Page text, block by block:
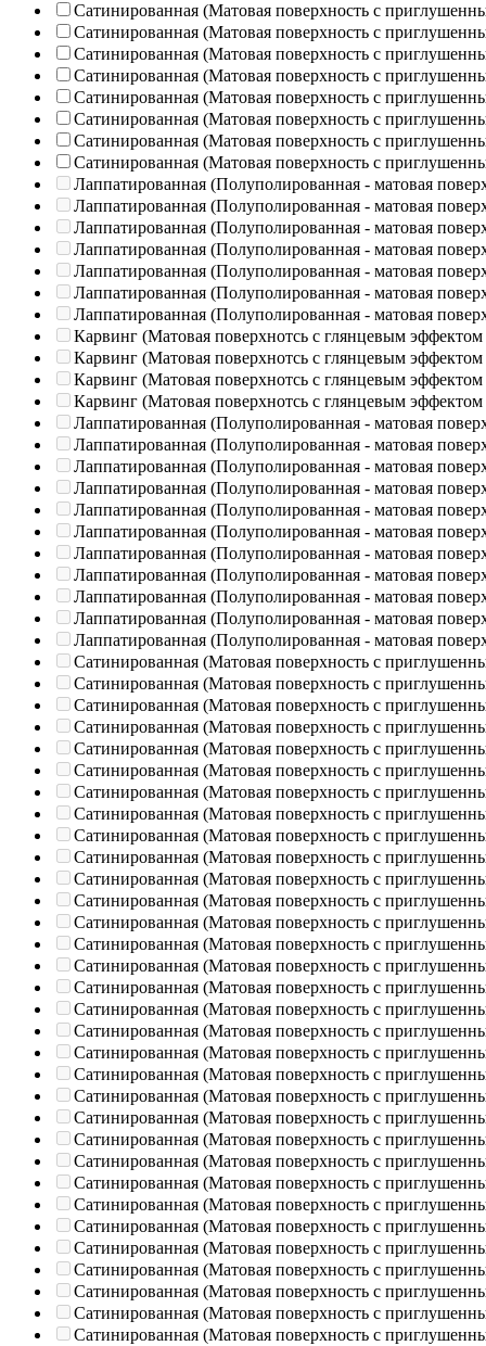
Сатинированная (Матовая поверхность с
Сатинированная (Матовая поверхность с
Сатинированная (Матовая поверхность с
Сатинированная (Матовая поверхность с
Сатинированная (Матовая поверхность с
Сатинированная (Матовая поверхность с
Сатинированная (Матовая поверхность с
Сатинированная (Матовая поверхность с
Лаппатированная (Полуполированная - матовая
Лаппатированная (Полуполированная - матовая
Лаппатированная (Полуполированная - матовая
Лаппатированная (Полуполированная - матовая
Лаппатированная (Полуполированная - матовая
Лаппатированная (Полуполированная - матовая
Лаппатированная (Полуполированная - матовая
Карвинг (Матовая поверхнотсь с глянцевым эффектом
Карвинг (Матовая поверхнотсь с глянцевым эффектом
Карвинг (Матовая поверхнотсь с глянцевым эффектом
Карвинг (Матовая поверхнотсь с глянцевым эффектом
Лаппатированная (Полуполированная - матовая
Лаппатированная (Полуполированная - матовая
Лаппатированная (Полуполированная - матовая
Лаппатированная (Полуполированная - матовая
Лаппатированная (Полуполированная - матовая
Лаппатированная (Полуполированная - матовая
Лаппатированная (Полуполированная - матовая
Лаппатированная (Полуполированная - матовая
Лаппатированная (Полуполированная - матовая
Лаппатированная (Полуполированная - матовая
Лаппатированная (Полуполированная - матовая
Сатинированная (Матовая поверхность с
Сатинированная (Матовая поверхность с
Сатинированная (Матовая поверхность с
Сатинированная (Матовая поверхность с
Сатинированная (Матовая поверхность с
Сатинированная (Матовая поверхность с
Сатинированная (Матовая поверхность с
Сатинированная (Матовая поверхность с
Сатинированная (Матовая поверхность с
Сатинированная (Матовая поверхность с
Сатинированная (Матовая поверхность с
Сатинированная (Матовая поверхность с
Сатинированная (Матовая поверхность с
Сатинированная (Матовая поверхность с
Сатинированная (Матовая поверхность с
Сатинированная (Матовая поверхность с
Сатинированная (Матовая поверхность с
Сатинированная (Матовая поверхность с
Сатинированная (Матовая поверхность с
Сатинированная (Матовая поверхность с
Сатинированная (Матовая поверхность с
Сатинированная (Матовая поверхность с
Сатинированная (Матовая поверхность с
Сатинированная (Матовая поверхность с
Сатинированная (Матовая поверхность с
Сатинированная (Матовая поверхность с
Сатинированная (Матовая поверхность с
Сатинированная (Матовая поверхность с
Сатинированная (Матовая поверхность с
Сатинированная (Матовая поверхность с
Сатинированная (Матовая поверхность с
Сатинированная (Матовая поверхность с